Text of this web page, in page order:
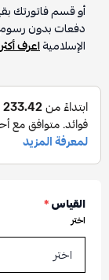
أو قسم فاتورتك
دفعات بدون رسوم
الإسلاميةاعرف أكثر
القياس*
اختر